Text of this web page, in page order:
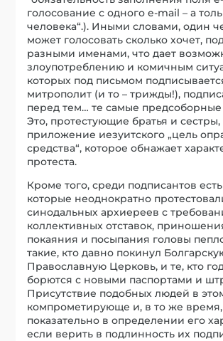
голосование с одного e-mail – а
человека“.). Иными словами, один
может голосовать сколько хочет,
разными именами, что дает
злоупотреблению и комичным
которых под письмом
митрополит (и то – трижды!),
перед тем… те самые
Это, протестующие братья и сестры,
приложение иезуитского „цель
средства“, которое обнажает
протеста.
Кроме того, среди подписантов
которые неоднократно
синодальных архиереев с
коллективных отставок,
покаяния и посыпания головы
такие, кто давно покинул
Православную Церковь, и те, кто
борются с новыми паспортами и
Присутствие подобных людей в
компрометирующе и, в то же время,
показательно в определении его
если верить в подлинность их